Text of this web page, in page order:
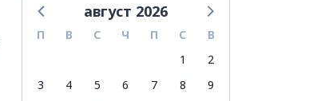
август 2026
П В С Ч П С
В
1
2
3
4 5 6 7 8
9